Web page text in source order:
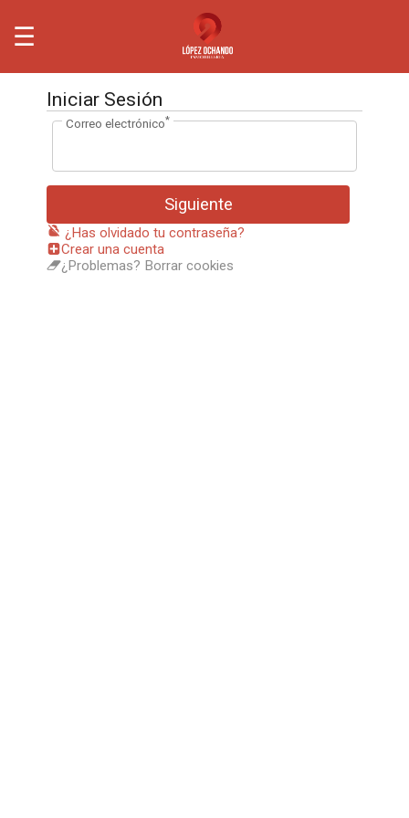
☰
Iniciar Sesión
Correo electrónico*
Siguiente
¿Has olvidado tu contraseña?
Crear una cuenta
¿Problemas? Borrar cookies